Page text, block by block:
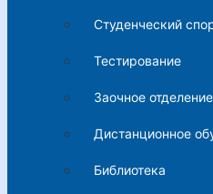
Студенческий
Тестирование
Заочное отделение
Дистанционное
Библиотека